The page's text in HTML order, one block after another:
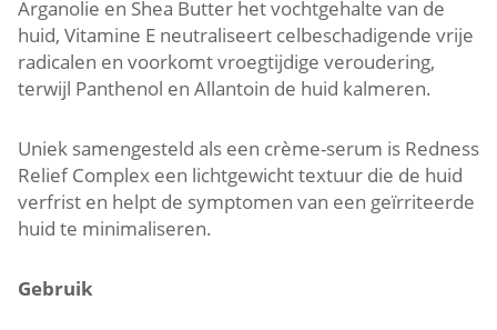
Arganolie en Shea Butter het vochtgehalte van de
huid, Vitamine E neutraliseert celbeschadigende vrije
radicalen en voorkomt vroegtijdige veroudering,
terwijl Panthenol en Allantoin de huid kalmeren.
Uniek samengesteld als een crème-serum is Redness
Relief Complex een lichtgewicht textuur die de huid
verfrist en helpt de symptomen van een geïrriteerde
huid te minimaliseren.
Gebruik